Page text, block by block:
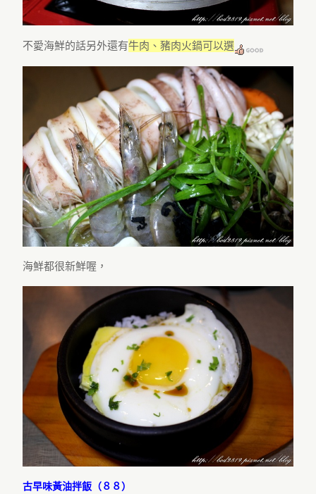
不愛海鮮的話另外還有牛肉、豬肉火鍋可以選
海鮮都很新鮮喔，
古早味黃油拌飯（８８）